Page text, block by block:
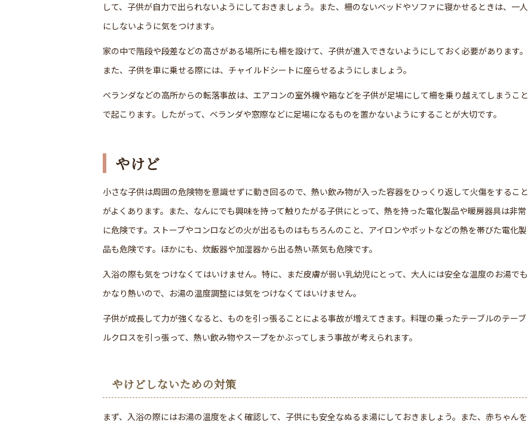
して、子供が自力で出られないようにしておきましょう。また、柵のないベッドやソファに寝かせるときは、一人
にしないように気をつけます。
家の中で階段や段差などの高さがある場所にも柵を設けて、子供が進入できないようにしておく必要があります。
また、子供を車に乗せる際には、チャイルドシートに座らせるようにしましょう。
ベランダなどの高所からの転落事故は、エアコンの室外機や箱などを子供が足場にして柵を乗り越えてしまうこと
で起こります。したがって、ベランダや窓際などに足場になるものを置かないようにすることが大切です。
やけど
小さな子供は周囲の危険物を意識せずに動き回るので、熱い飲み物が入った容器をひっくり返して火傷をすること
がよくあります。また、なんにでも興味を持って触りたがる子供にとって、熱を持った電化製品や暖房器具は非常
に危険です。ストーブやコンロなどの火が出るものはもちろんのこと、アイロンやポットなどの熱を帯びた電化製
品も危険です。ほかにも、炊飯器や加湿器から出る熱い蒸気も危険です。
入浴の際も気をつけなくてはいけません。特に、まだ皮膚が弱い乳幼児にとって、大人には安全な温度のお湯でも
かなり熱いので、お湯の温度調整には気をつけなくてはいけません。
子供が成長して力が強くなると、ものを引っ張ることによる事故が増えてきます。料理の乗ったテーブルのテーブ
ルクロスを引っ張って、熱い飲み物やスープをかぶってしまう事故が考えられます。
やけどしないための対策
まず、入浴の際にはお湯の温度をよく確認して、子供にも安全なぬるま湯にしておきましょう。また、赤ちゃんを